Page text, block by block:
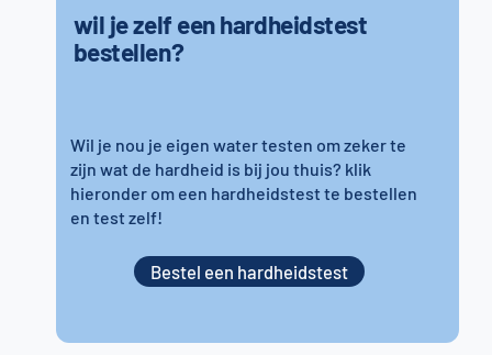
wil je zelf een hardheidstest
bestellen?
Wil je nou je eigen water testen om zeker te
zijn wat de hardheid is bij jou thuis? klik
hieronder om een hardheidstest te bestellen
en test zelf!
Bestel een hardheidstest